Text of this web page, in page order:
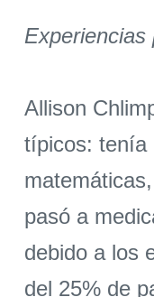
Allison
típicos: tenía
pasó a
debido a los
del 25% de